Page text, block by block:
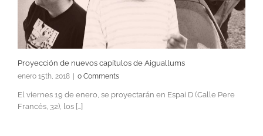
Proyección de nuevos capítulos de Aiguallums
enero 15th, 2018 0 Comments
El viernes 19 de enero, se proyectarán en Espai D (Calle Pere
Francés, 32), los [...]